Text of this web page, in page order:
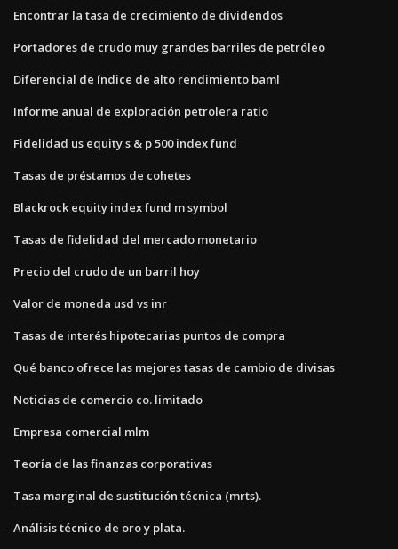
Encontrar la tasa de crecimiento de dividendos
Portadores de crudo muy grandes barriles de petróleo
Diferencial de índice de alto rendimiento baml
Informe anual de exploración petrolera ratio
Fidelidad us equity s & p 500 index fund
Tasas de préstamos de cohetes
Blackrock equity index fund m symbol
Tasas de fidelidad del mercado monetario
Precio del crudo de un barril hoy
Valor de moneda usd vs inr
Tasas de interés hipotecarias puntos de compra
Qué banco ofrece las mejores tasas de cambio de divisas
Noticias de comercio co. limitado
Empresa comercial mlm
Teoría de las finanzas corporativas
Tasa marginal de sustitución técnica (mrts).
Análisis técnico de oro y plata.